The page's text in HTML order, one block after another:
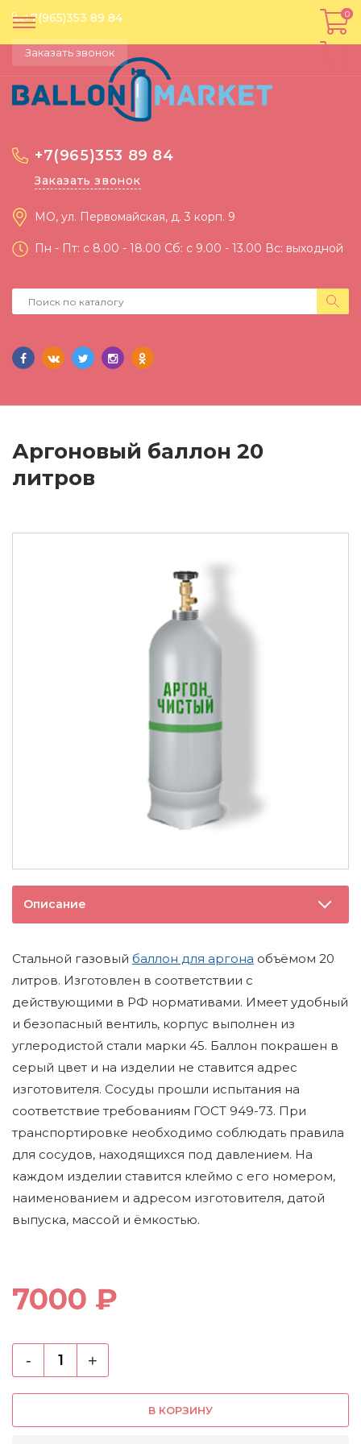
+7(965)353 89 84
Заказать звонок
МО, ул. Первомайская, д. 3 корп. 9
Пн - Пт: c 8.00 - 18.00 Сб: c 9.00 - 13.00 Вс: выходной
+7(965)353 89 84
Заказать звонок
0
0
Аргоновый баллон 20
литров
Описание
Стальной газовый баллон для аргона объёмом 20
литров. Изготовлен в соответствии с
действующими в РФ нормативами. Имеет удобный
и безопасный вентиль, корпус выполнен из
углеродистой стали марки 45. Баллон покрашен в
серый цвет и на изделии не ставится адрес
изготовителя. Сосуды прошли испытания на
соответствие требованиям ГОСТ 949-73. При
транспортировке необходимо соблюдать правила
для сосудов, находящихся под давлением. На
каждом изделии ставится клеймо с его номером,
наименованием и адресом изготовителя, датой
выпуска, массой и ёмкостью.
7000 ₽
- +
В КОРЗИНУ